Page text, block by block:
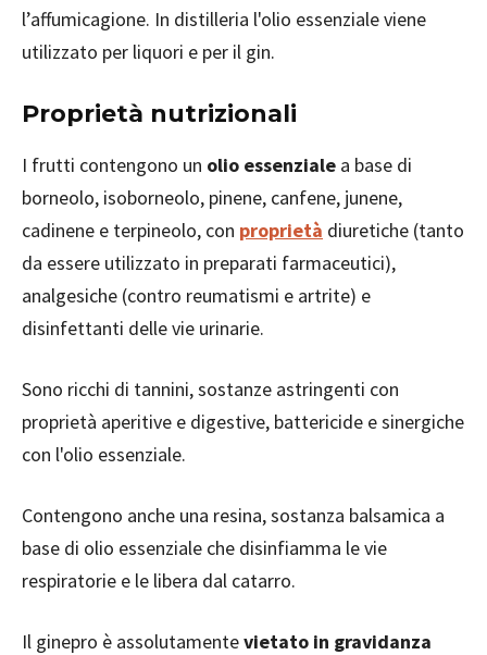
l’affumicagione. In distilleria l'olio essenziale viene
utilizzato per liquori e per il gin.
Proprietà nutrizionali
I frutti contengono un olio essenziale a base di
borneolo, isoborneolo, pinene, canfene, junene,
cadinene e terpineolo, con proprietà diuretiche (tanto
da essere utilizzato in preparati farmaceutici),
analgesiche (contro reumatismi e artrite) e
disinfettanti delle vie urinarie.
Sono ricchi di tannini, sostanze astringenti con
proprietà aperitive e digestive, battericide e sinergiche
con l'olio essenziale.
Contengono anche una resina, sostanza balsamica a
base di olio essenziale che disinfiamma le vie
respiratorie e le libera dal catarro.
Il ginepro è assolutamentevietato in gravidanza